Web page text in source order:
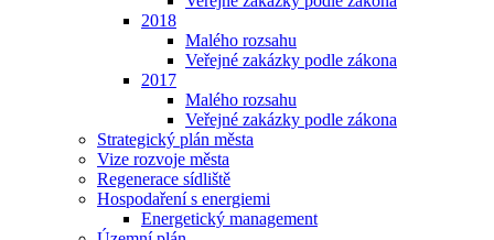
2018
Malého rozsahu
Veřejné zakázky podle zákona
2017
Malého rozsahu
Veřejné zakázky podle zákona
Strategický plán města
Vize rozvoje města
Regenerace sídliště
Hospodaření s energiemi
Energetický management